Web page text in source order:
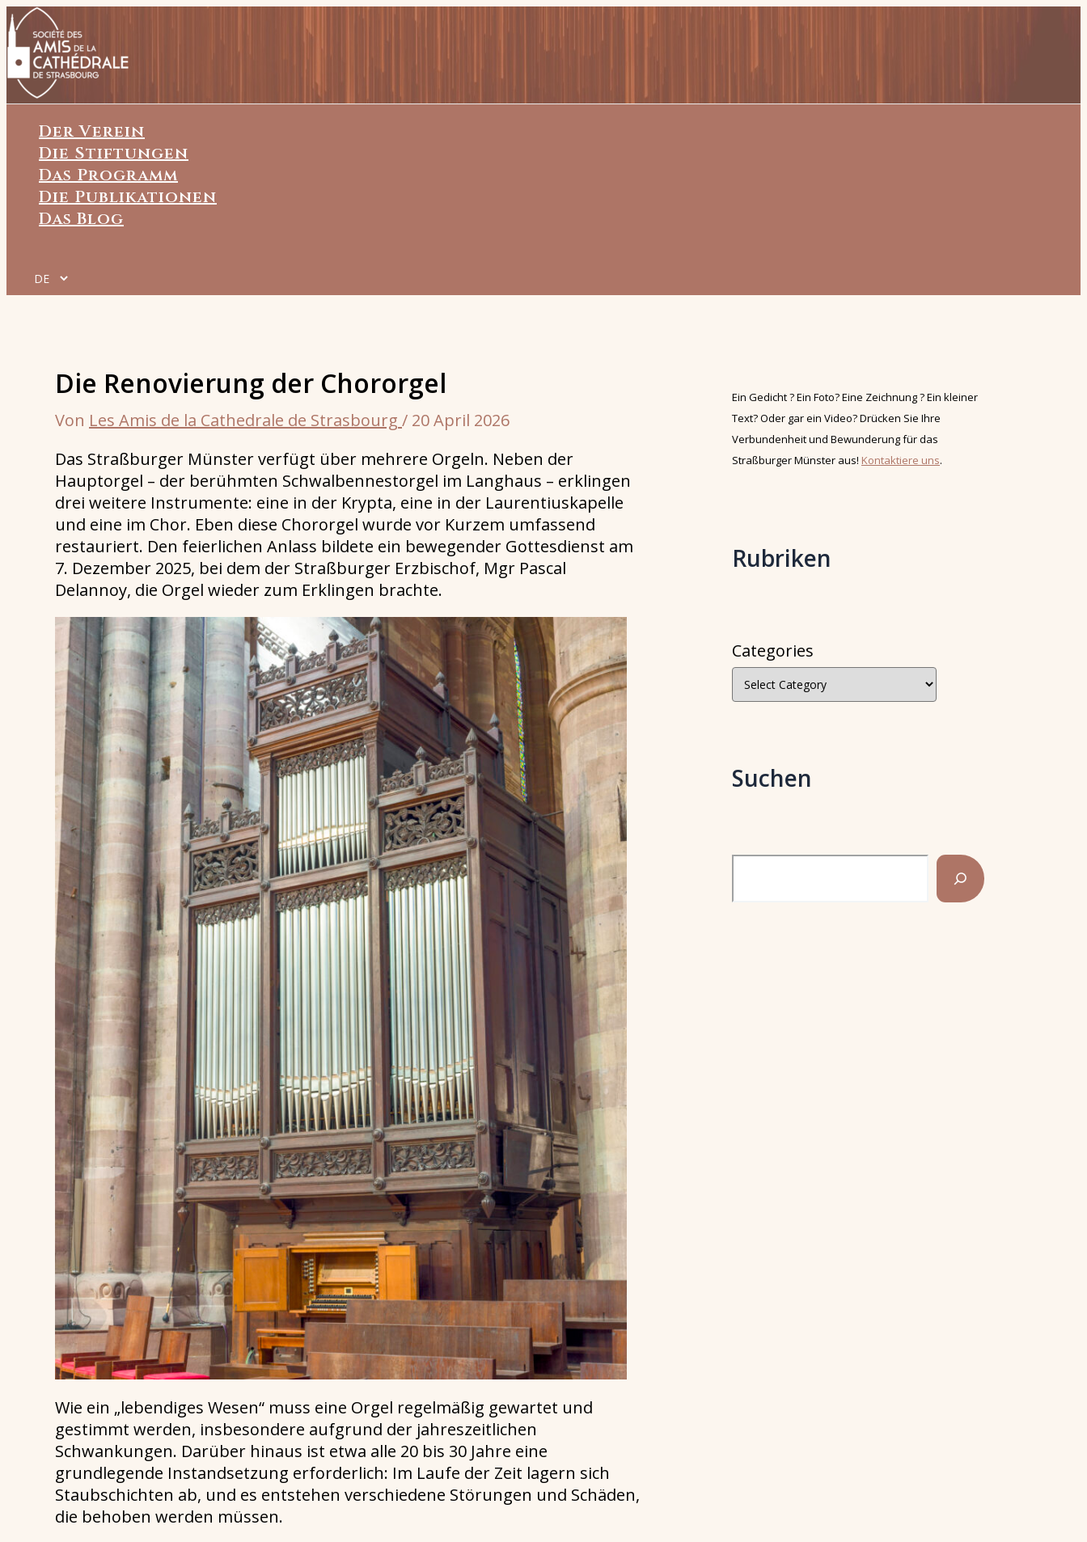
Zum
Inhalt
springen
Der Verein
Die Stiftungen
Das Programm
Die Publikationen
Das Blog
Sprache
auswählen
Die Renovierung der Chororgel
Von Les Amis de la Cathedrale de Strasbourg / 20 April 2026
Das Straßburger Münster verfügt über mehrere Orgeln. Neben der
Hauptorgel – der berühmten Schwalbennestorgel im Langhaus – erklingen
drei weitere Instrumente: eine in der Krypta, eine in der Laurentiuskapelle
und eine im Chor. Eben diese Chororgel wurde vor Kurzem umfassend
restauriert. Den feierlichen Anlass bildete ein bewegender Gottesdienst am
7. Dezember 2025, bei dem der Straßburger Erzbischof, Mgr Pascal
Delannoy, die Orgel wieder zum Erklingen brachte.
Wie ein „lebendiges Wesen“ muss eine Orgel regelmäßig gewartet und
gestimmt werden, insbesondere aufgrund der jahreszeitlichen
Schwankungen. Darüber hinaus ist etwa alle 20 bis 30 Jahre eine
grundlegende Instandsetzung erforderlich: Im Laufe der Zeit lagern sich
Staubschichten ab, und es entstehen verschiedene Störungen und Schäden,
die behoben werden müssen.
Ein Gedicht ? Ein Foto? Eine Zeichnung ? Ein kleiner
Text? Oder gar ein Video? Drücken Sie Ihre
Verbundenheit und Bewunderung für das
Straßburger Münster aus! Kontaktiere uns.
Rubriken
Categories
Suchen